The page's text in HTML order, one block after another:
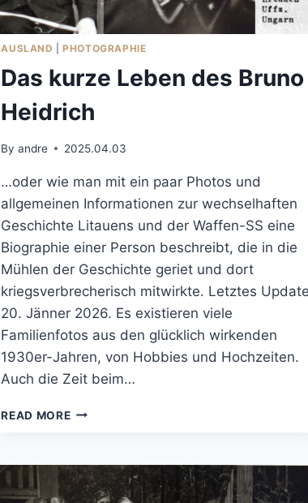
AUSLAND |PHOTOGRAPHIE
Das kurze Leben des Bruno
Heidrich
By andre 2025.04.03
…oder wie man mit ein paar Photos und
allgemeinen Informationen zur wechselhaften
Geschichte Litauens und der Waffen-SS eine
Biographie einer Person beschreibt, die in die
Mühlen der Geschichte geriet und dort
kriegsverbrecherisch mitwirkte. Letztes Update
20. Jänner 2026. Es existieren viele
Familienfotos aus den glücklich wirkenden
1930er-Jahren, von Hobbies und Hochzeiten.
Auch die Zeit beim…
READ MOREDAS
DES
BRUNO
HEIDRICH